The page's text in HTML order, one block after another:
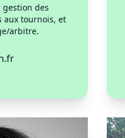
gestion des
aux tournois, et
arbitre.